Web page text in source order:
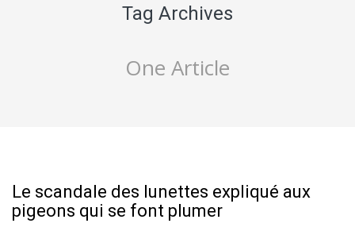
Tag Archives
One Article
Le scandale des lunettes expliqué aux
pigeons qui se font plumer